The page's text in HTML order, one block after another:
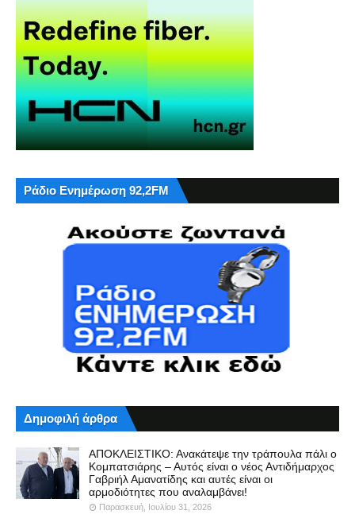
Ράδιο Ενημέρωση 92,2FM
Δημοφιλή άρθρα
ΑΠΟΚΛΕΙΣΤΙΚΟ: Ανακάτεψε την τράπουλα πάλι ο
Κομπατσιάρης – Αυτός είναι ο νέος Αντιδήμαρχος
Γαβριήλ Αμανατίδης και αυτές είναι οι
αρμοδιότητες που αναλαμβάνει!
Παρασκευή, Ιουλίου 31, 2026